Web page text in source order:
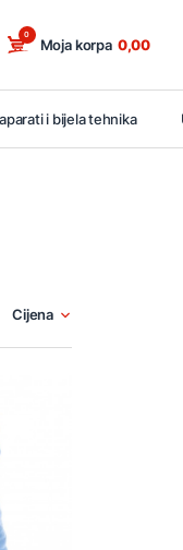
Moja korpa
0
0,00
i bijela tehnika
Cijena